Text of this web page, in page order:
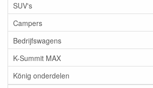
SUV's
Campers
Bedrijfswagens
K-Summit MAX
König onderdelen